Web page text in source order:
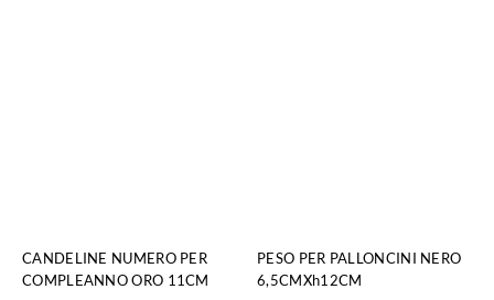
CANDELINE NUMERO PER
COMPLEANNO ORO 11CM
PESO PER PALLONCINI NERO
6,5CMXh12CM